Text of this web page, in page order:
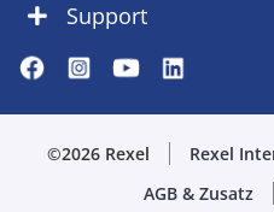
Support
©2026 Rexel Rexel
AGB & Zusatz